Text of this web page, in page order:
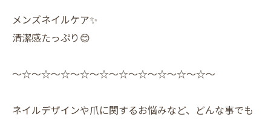
メンズネイルケア✨️
清潔感たっぷり😊
〜☆〜☆〜☆〜☆〜☆〜☆〜☆〜☆〜☆〜☆〜
ネイルデザインや爪に関するお悩みなど、どんな事でも